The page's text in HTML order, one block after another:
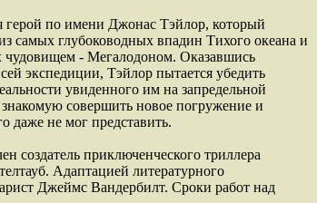
герой по имени Джонас Тэйлор, который
самых глубоководных впадин Тихого океана и
чудовищем - Мегалодоном. Оказавшись
экспедиции, Тэйлор пытается убедить
увиденного им на запредельной
совершить новое погружение и
даже не мог представить.
создатель приключенческого триллера
Адаптацией литературного
Джеймс Вандербилт. Сроки работ над